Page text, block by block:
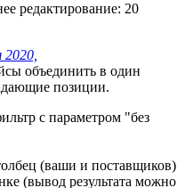
редактирование: 20
объединить в один
позиции.
с параметром "без
(ваши и поставщиков)
(вывод результата можно